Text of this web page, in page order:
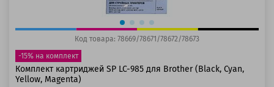
Код товара: 78669/78671/78672/78673
-15% на комплект
Комплект картриджей SP LC-985 для Brother (Black, Cyan,
Yellow, Magenta)